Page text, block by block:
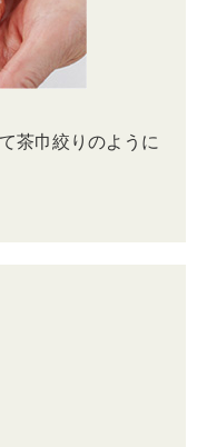
茶巾絞りのように